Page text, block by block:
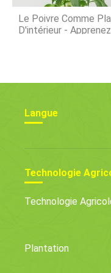
Le Poivre Comme
D'intérieur -
Langue
Technologie
Technologie
Plantation